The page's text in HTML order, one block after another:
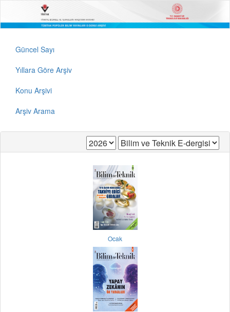
Güncel Sayı
Yıllara Göre Arşiv
Konu Arşivi
Arşiv Arama
Ocak